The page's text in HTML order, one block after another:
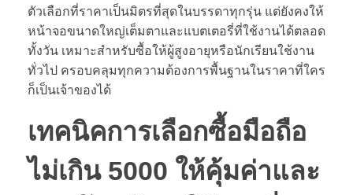
ตัวเลือกที่ราคาเป็นมิตรที่สุดในบรรดาทุกรุ่น แต่ยังคงให้
หน้าจอขนาดใหญ่เต็มตาและแบตเตอรี่ที่ใช้งานได้ตลอด
ทั้งวัน เหมาะสำหรับซื้อให้ผู้สูงอายุหรือนักเรียนใช้งาน
ทั่วไป ครอบคลุมทุกความต้องการพื้นฐานในราคาที่ใคร
ก็เป็นเจ้าของได้
เทคนิคการเลือกซื้อมือถือ
ไม่เกิน 5000 ให้คุ้มค่าและ